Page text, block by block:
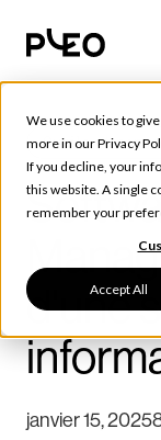
We use cookies to
more in ourPrivacy
If you decline, your
this website. A single
remember your
Accept All
Outils et
d'une
janvier 15, 2025